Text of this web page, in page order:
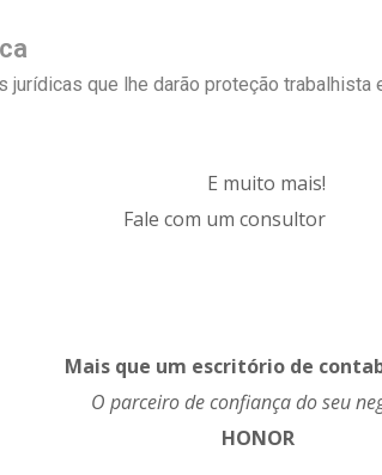
jurídicas que lhe darão proteção trabalhista
E muito mais!
Fale com um consultor
Mais que um escritório de
O parceiro de confiança do seu
HONOR